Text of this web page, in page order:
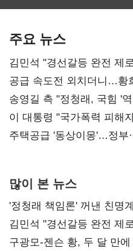
주요 뉴스
김민석 "경선갈등 완전 제
사과부터"
공급 속도전 외치더니…황
리모델링' 제안
송영길 측 "정청래, 국힘 '
총선 지휘 못해"
이 대통령 "국가폭력 피해
진실 밝혀야"
주택공급 '동상이몽'…정부
많이 본 뉴스
'정청래 책임론' 꺼낸 친명
때리기
김민석 "경선갈등 완전 제
사과부터"
구광모-젠슨 황, 두 달 만